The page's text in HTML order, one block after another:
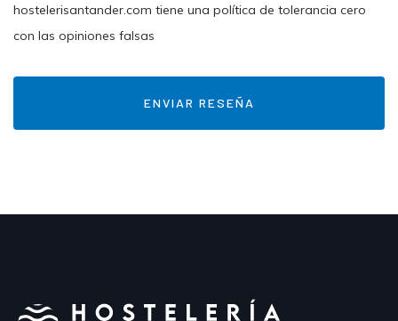
hostelerisantander.com tiene una política de tolerancia cero
con las opiniones falsas